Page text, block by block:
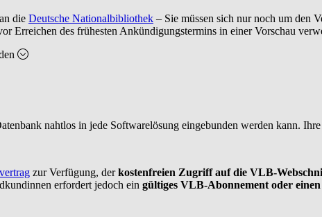
die Deutsche Nationalbibliothek – Sie müssen sich nur noch um den
Erreichen des frühesten Ankündigungstermins in einer Vorschau
nahtlos in jede Softwarelösung eingebunden werden kann.
zur Verfügung, derkostenfreien Zugriff auf die VLB-
erfordert jedoch ein gültiges VLB-Abonnement oder